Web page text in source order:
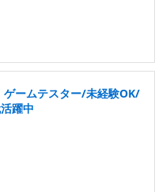
ゲームテスター/未経験OK/
躍中